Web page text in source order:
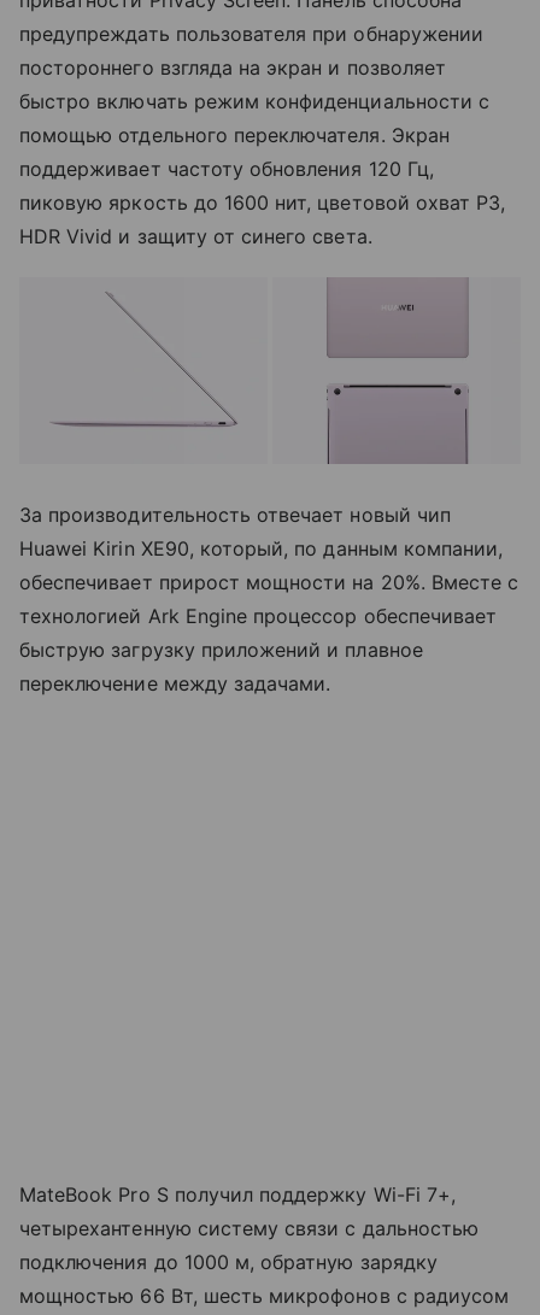
предупреждать пользователя при обнаружении
постороннего взгляда на экран и позволяет
быстро включать режим конфиденциальности с
помощью отдельного переключателя. Экран
поддерживает частоту обновления 120 Гц,
пиковую яркость до 1600 нит, цветовой охват P3,
HDR Vivid и защиту от синего света.
За производительность отвечает новый чип
Huawei Kirin XE90, который, по данным компании,
обеспечивает прирост мощности на 20%. Вместе с
технологией Ark Engine процессор обеспечивает
быструю загрузку приложений и плавное
переключение между задачами.
MateBook Pro S получил поддержку Wi-Fi 7+,
четырехантенную систему связи с дальностью
подключения до 1000 м, обратную зарядку
мощностью 66 Вт, шесть микрофонов с радиусом